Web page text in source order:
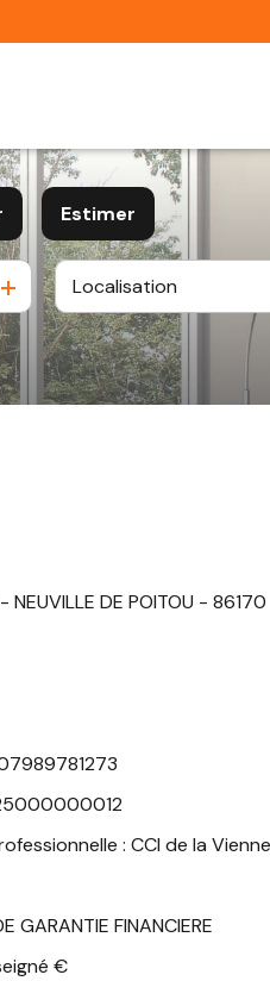
l'année
Estimer
NEUVILLE DE POITOU - 86170
: CCI de la Vienne
FINANCIERE
€